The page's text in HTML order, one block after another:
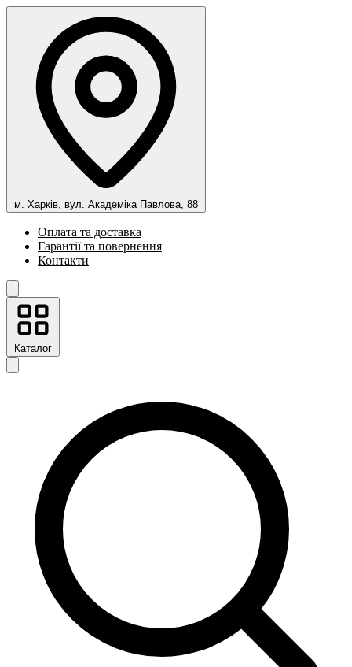
м. Харків, вул. Академіка Павлова, 88
Оплата та доставка
Гарантії та повернення
Контакти
Каталог